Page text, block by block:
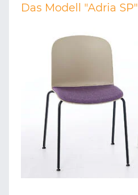
Das Modell "Adria SP"